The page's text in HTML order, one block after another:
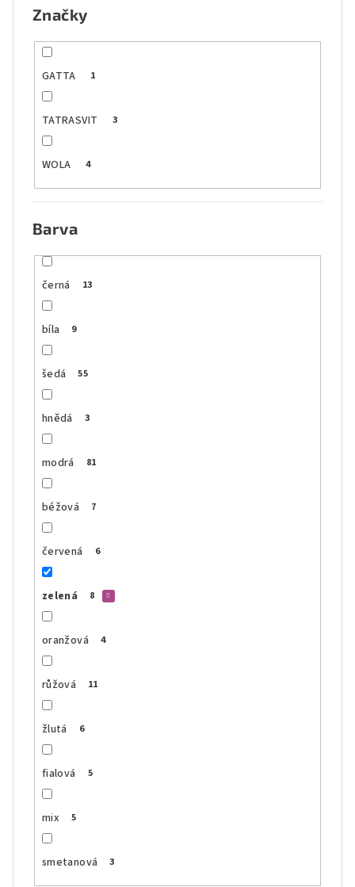
Značky
GATTA 1
TATRASVIT 3
WOLA 4
Barva
černá 13
bíla 9
šedá 55
hnědá 3
modrá 81
béžová 7
červená 6
zelená 8
oranžová 4
růžová 11
žlutá 6
fialová 5
mix 5
smetanová 3